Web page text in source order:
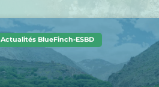
Actualités BlueFinch-ESBD